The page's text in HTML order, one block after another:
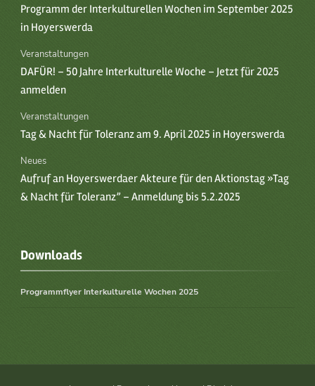
Programm der Interkulturellen Wochen im September 2025
in Hoyerswerda
Veranstaltungen
DAFÜR! – 50 Jahre Interkulturelle Woche – Jetzt für 2025
anmelden
Veranstaltungen
Tag & Nacht für Toleranz am 9. April 2025 in Hoyerswerda
Neues
Aufruf an Hoyerswerdaer Akteure für den Aktionstag »Tag
& Nacht für Toleranz” – Anmeldung bis 5.2.2025
Downloads
Programmflyer Interkulturelle Wochen 2025